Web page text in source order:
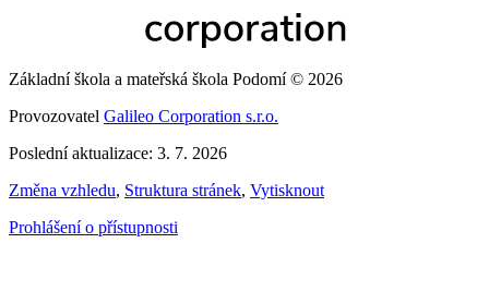
Základní škola a mateřská škola Podomí © 2026
Provozovatel Galileo Corporation s.r.o.
Poslední aktualizace: 3. 7. 2026
Změna vzhledu, Struktura stránek, Vytisknout
Prohlášení o přístupnosti